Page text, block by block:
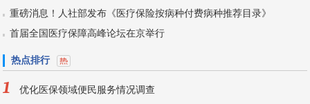
重磅消息！人社部发布《医疗保险按病种付费病种推荐目录》
首届全国医疗保障高峰论坛在京举行
热点排行
1 优化医保领域便民服务情况调查